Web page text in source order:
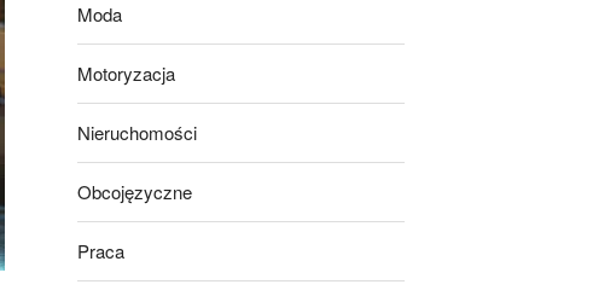
Moda
Motoryzacja
Nieruchomości
Obcojęzyczne
Praca